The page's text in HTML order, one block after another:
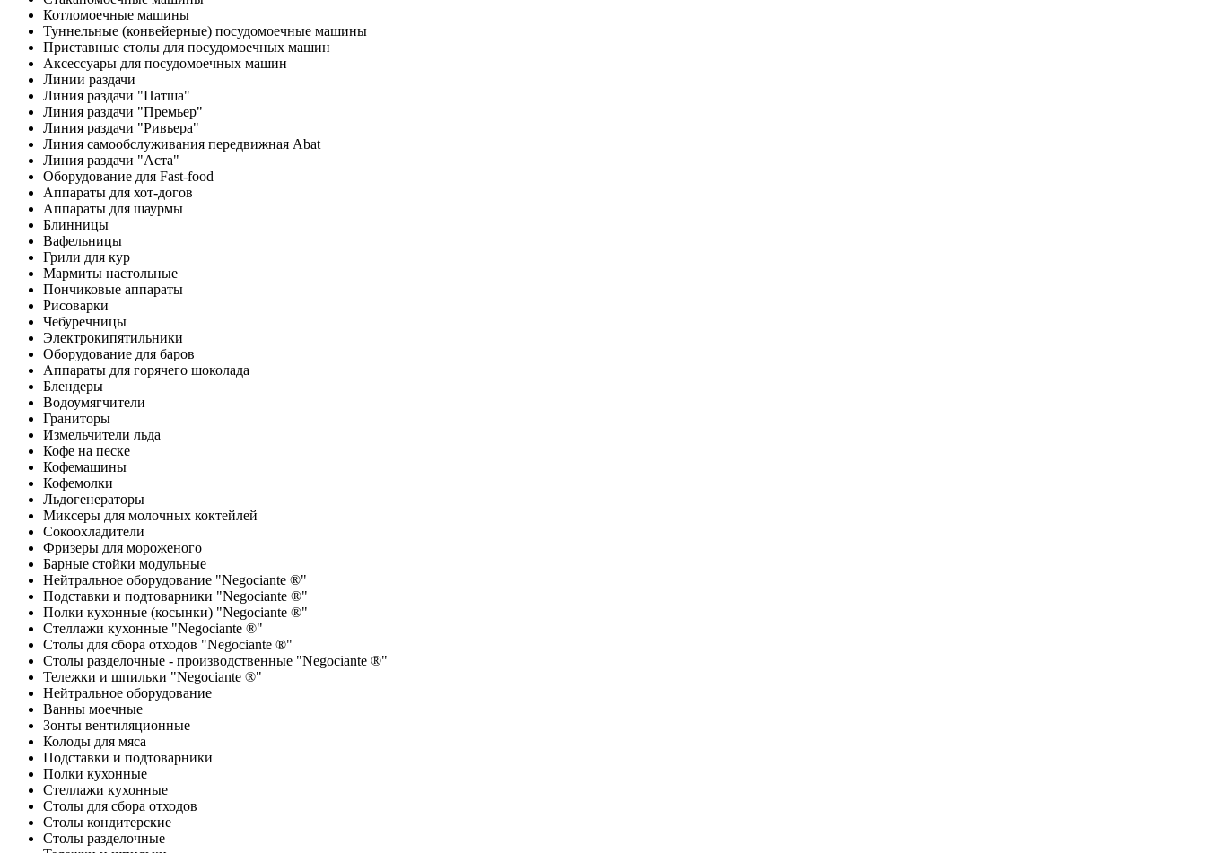
Котломоечные машины
Туннельные (конвейерные) посудомоечные машины
Приставные столы для посудомоечных машин
Аксессуары для посудомоечных машин
Линии раздачи
Линия раздачи "Патша"
Линия раздачи "Премьер"
Линия раздачи "Ривьера"
Линия самообслуживания передвижная Abat
Линия раздачи "Аста"
Оборудование для Fast-food
Аппараты для хот-догов
Аппараты для шаурмы
Блинницы
Вафельницы
Грили для кур
Мармиты настольные
Пончиковые аппараты
Рисоварки
Чебуречницы
Электрокипятильники
Оборудование для баров
Аппараты для горячего шоколада
Блендеры
Водоумягчители
Граниторы
Измельчители льда
Кофе на песке
Кофемашины
Кофемолки
Льдогенераторы
Миксеры для молочных коктейлей
Сокоохладители
Фризеры для мороженого
Барные стойки модульные
Нейтральное оборудование "Negociante ®"
Подставки и подтоварники "Negociante ®"
Полки кухонные (косынки) "Negociante ®"
Стеллажи кухонные "Negociante ®"
Столы для сбора отходов "Negociante ®"
Столы разделочные - производственные "Negociante ®"
Тележки и шпильки "Negociante ®"
Нейтральное оборудование
Ванны моечные
Зонты вентиляционные
Колоды для мяса
Подставки и подтоварники
Полки кухонные
Стеллажи кухонные
Столы для сбора отходов
Столы кондитерские
Столы разделочные